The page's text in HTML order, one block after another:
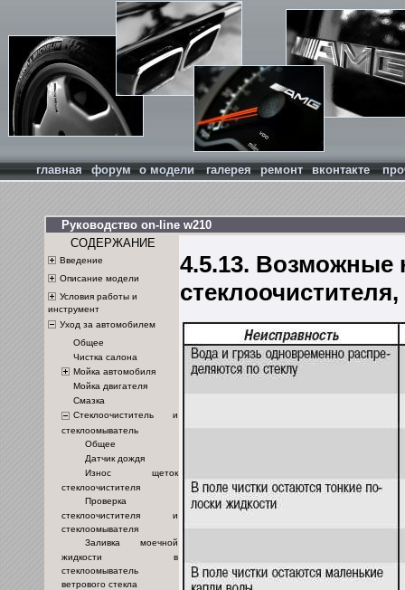
главная форум о модели галерея ремонт вконтакте
Руководство on-line w210
СОДЕРЖАНИЕ
Введение
Описание модели
Условия работы и
инструмент
Уход за автомобилем
Общее
Чистка салона
Мойка автомобиля
Мойка двигателя
Смазка
Стеклоочиститель и
стеклоомыватель
Общее
Датчик дождя
Износ щеток
стеклоочистителя
Проверка
стеклоочистителя и
стеклоомывателя
Заливка моечной
жидкости в
стеклоомыватель
ветрового стекла
4.5.13. Возможные